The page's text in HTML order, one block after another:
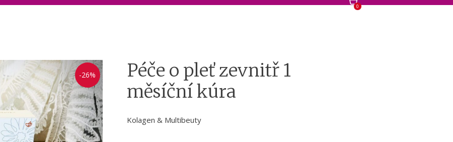
0
-26%
Péče o pleť zevnitř 1
měsíční kúra
Kolagen & Multibeuty